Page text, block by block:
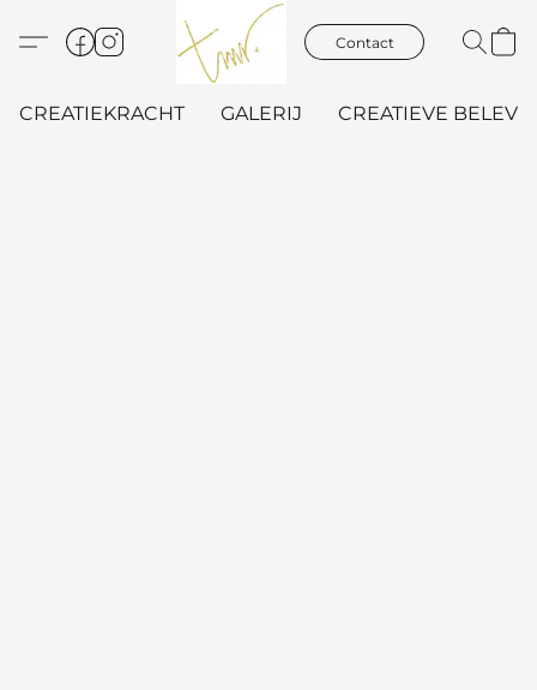
Contact
CREATIEKRACHT GALERIJ CREATIEVE